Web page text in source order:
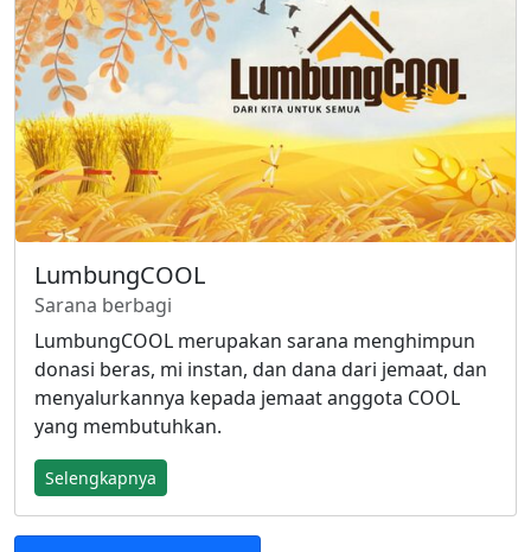
LumbungCOOL
Sarana berbagi
LumbungCOOL merupakan sarana menghimpun
donasi beras, mi instan, dan dana dari jemaat, dan
menyalurkannya kepada jemaat anggota COOL
yang membutuhkan.
Selengkapnya